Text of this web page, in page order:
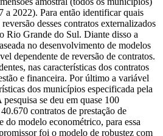
a 2022). Para então identificar quais
desses contratos externalizados
Rio Grande do Sul. Diante disso a
no desenvolvimento de modelos
dependente de reversão de contratos.
nas características dos contratos
e financeira. Por último a variável
dos municípios especificada pela
se deu em quase 100
contratos de prestação de
do modelo econométrico, para essa
foi o modelo de robustez com